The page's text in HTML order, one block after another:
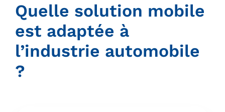
Quelle solution mobile
est adaptée à
l’industrie automobile
?